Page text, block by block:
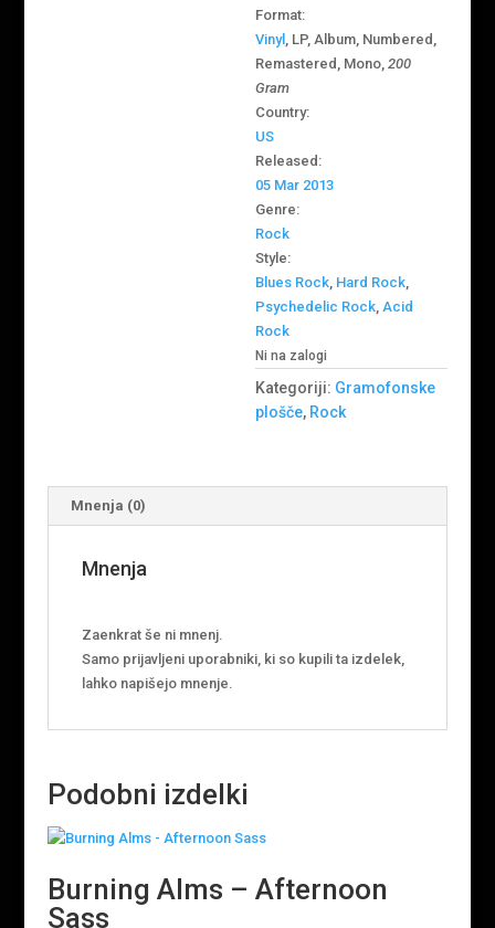
Format:
Vinyl , LP, Album, Numbered,
Remastered, Mono,200
Gram
Country:
US
Released:
05 Mar 2013
Genre:
Rock
Style:
Blues Rock, Hard Rock,
Psychedelic Rock,Acid
Rock
Ni na zalogi
Kategoriji: Gramofonske
plošče, Rock
Mnenja (0)
Mnenja
Zaenkrat še ni mnenj.
Samo prijavljeni uporabniki, ki so kupili ta izdelek,
lahko napišejo mnenje.
Podobni izdelki
Burning Alms – Afternoon
Sass